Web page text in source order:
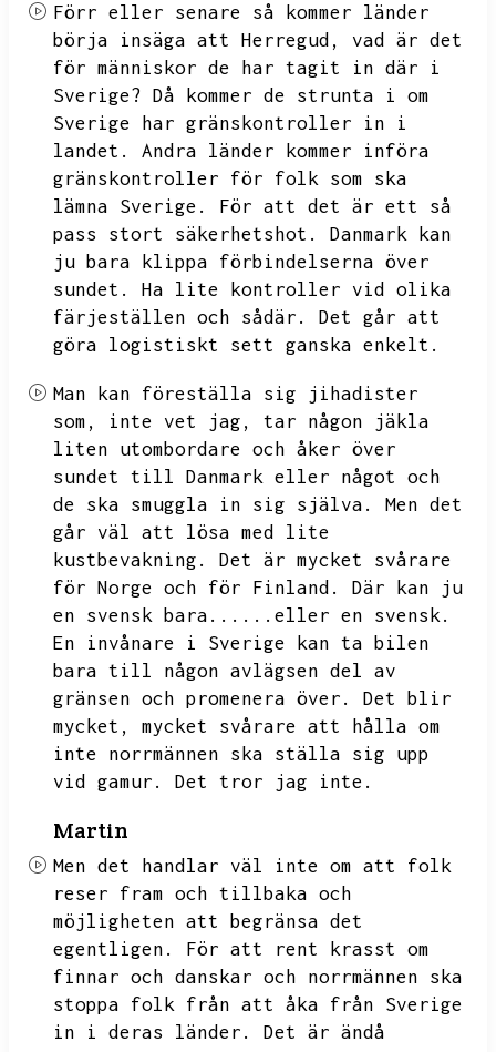
Förr eller senare så kommer länder
börja insäga att Herregud,
vad är det
för människor de har tagit in där i
Sverige? Då kommer de strunta i om
Sverige har gränskontroller in i
landet.
Andra länder kommer införa
gränskontroller för folk som ska
lämna Sverige.
För att det är ett så
pass stort säkerhetshot.
Danmark kan
ju bara klippa förbindelserna över
sundet.
Ha lite kontroller vid olika
färjeställen och sådär.
Det går att
göra logistiskt sett ganska enkelt.
Man kan föreställa sig jihadister
som,
inte vet jag,
tar någon jäkla
liten utombordare och åker över
sundet till Danmark eller något och
de ska smuggla in sig själva.
Men det
går väl att lösa med lite
kustbevakning.
Det är mycket svårare
för Norge och för Finland.
Där kan ju
en svensk bara......eller en svensk.
En invånare i Sverige kan ta bilen
bara till någon avlägsen del av
gränsen och promenera över.
Det blir
mycket,
mycket svårare att hålla om
inte norrmännen ska ställa sig upp
vid gamur.
Det tror jag inte.
Martin
Men det handlar väl inte om att folk
reser fram och tillbaka och
möjligheten att begränsa det
egentligen.
För att rent krasst om
finnar och danskar och norrmännen ska
stoppa folk från att åka från Sverige
in i deras länder.
Det är ändå